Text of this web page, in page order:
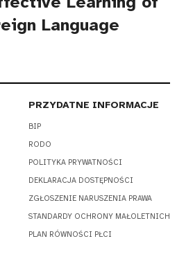
Language
PRZYDATNE INFORMACJE
BIP
RODO
POLITYKA PRYWATNOŚCI
DEKLARACJA DOSTĘPNOŚCI
ZGŁOSZENIE NARUSZENIA PRAWA
STANDARDY OCHRONY MAŁOLETNICH
PLAN RÓWNOŚCI PŁCI